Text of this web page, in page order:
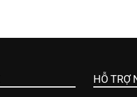
HỖ TRỢ